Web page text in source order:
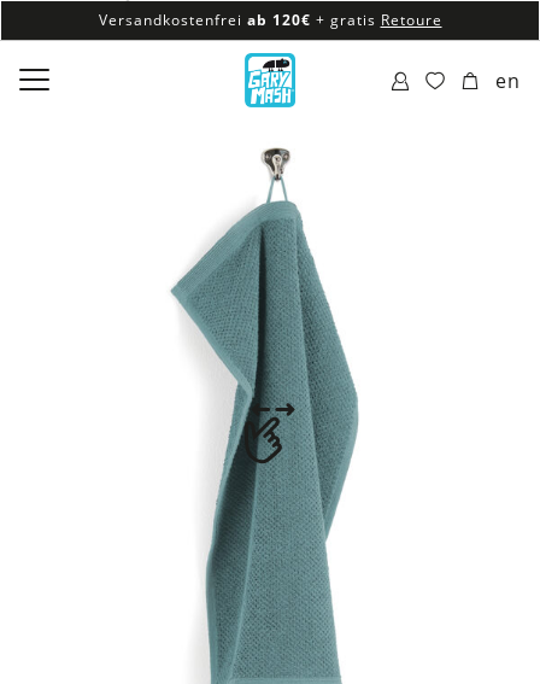
Versandkostenfrei ab 120€ + gratis Retoure
100% veganes & fair produziertes Sortiment
Versandkostenfrei ab 120€
en